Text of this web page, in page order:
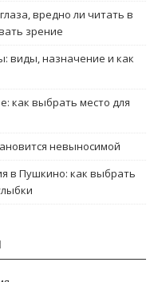
вредно ли читать в
зрение
виды, назначение и как
как выбрать место для
невыносимой
в Пушкино: как выбрать